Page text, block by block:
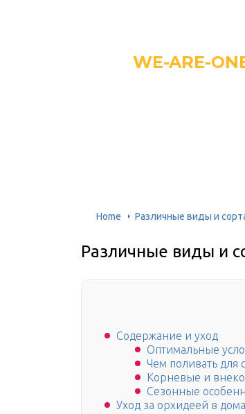
WE-ARE-
Home Различные виды и
Различные виды и
Содержание и уход
Оптимальные
Чем поливать для
Корневые и
Сезонные
Уход за орхидеей в